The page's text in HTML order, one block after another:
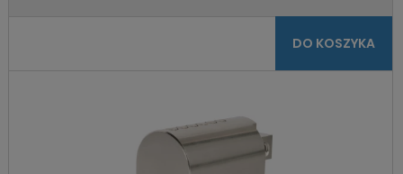
DO KOSZYKA